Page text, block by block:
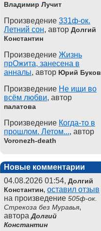
Владимир Лучит
Произведение 331ф-ок.
Летний сон, автор Долгий
Константин
Произведение Жизнь
прОжита, занесена в
анналы, автор Юрий Буков
Произведение Не ищи во
всём любви, автор
палатова
Произведение Когда-то в
прошлом. Летом..., автор
Voronezh-death
Новые комментарии
04.08.2026 01:54, Долгий
Константин, оставил отзыв
на произведение 505ф-ок.
Стрекоза без Муравья,
автораДолгий
Константин